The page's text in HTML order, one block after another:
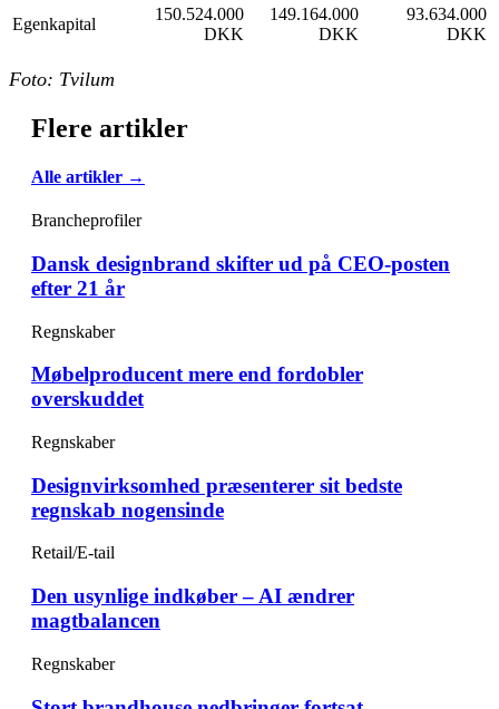
Egenkapital
150.524.000
DKK
149.164.000
DKK
93.634.000
DKK
Foto: Tvilum
Flere artikler
Alle artikler →
Brancheprofiler
Dansk designbrand skifter ud på CEO-posten
efter 21 år
Regnskaber
Møbelproducent mere end fordobler
overskuddet
Regnskaber
Designvirksomhed præsenterer sit bedste
regnskab nogensinde
Retail/E-tail
Den usynlige indkøber – AI ændrer
magtbalancen
Regnskaber